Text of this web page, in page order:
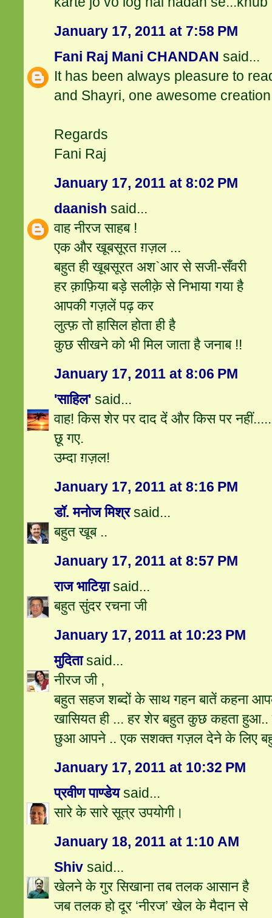
January 17, 2011 at 7:58 PM
Fani Raj Mani CHANDAN said...
It has been always pleasure to
and Shayri, one awesome
Regards
Fani Raj
January 17, 2011 at 8:02 PM
daanish said...
वाह नीरज साहब !
एक और खूबसूरत ग़ज़ल ...
बहुत ही खूबसूरत अश`आर से सजी-सँवरी
हर क़ाफ़िया बड़े सलीक़े से निभाया गया है
आपकी गज़लें पढ़ कर
लुत्फ़ तो हासिल होता ही है
कुछ सीखने को भी मिल जाता है जनाब !!
January 17, 2011 at 8:06 PM
'साहिल' said...
वाह! किस शेर पर दाद दें और किस पर
छू गए.
उम्दा ग़ज़ल!
January 17, 2011 at 8:16 PM
डॉ. मनोज मिश्रsaid...
बहुत खूब ..
January 17, 2011 at 8:57 PM
राज भाटिय़ाsaid...
बहुत सुंदर रचना जी
January 17, 2011 at 10:23 PM
मुदिताsaid...
नीरज जी ,
बहुत सहज शब्दों के साथ गहन बातें कहना
खासियत ही ... हर शेर बहुत कुछ कहता
छुआ आपने .. एक सशक्त गज़ल देने के लिए
January 17, 2011 at 10:32 PM
प्रवीण पाण्डेयsaid...
सारे के सारे सूत्र उपयोगी।
January 18, 2011 at 1:10 AM
Shiv said...
खेलने के गुर सिखाना तब तलक आसान है
जब तलक हो दूर ‘नीरज’ खेल के मैदान से